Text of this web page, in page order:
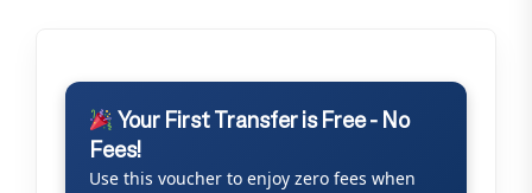
Your First Transfer is Free - No
Fees!
Use this voucher to enjoy zero fees when